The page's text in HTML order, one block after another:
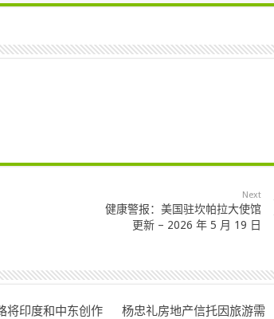
Next
健康警报：美国驻坎帕拉大使馆
更新 – 2026 年 5 月 19 日
将印度和中东创作
杨忠礼房地产信托因旅游需